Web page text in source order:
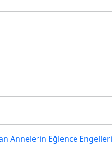
Annelerin Eğlence Engelleri